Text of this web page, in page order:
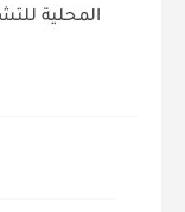
المحلية